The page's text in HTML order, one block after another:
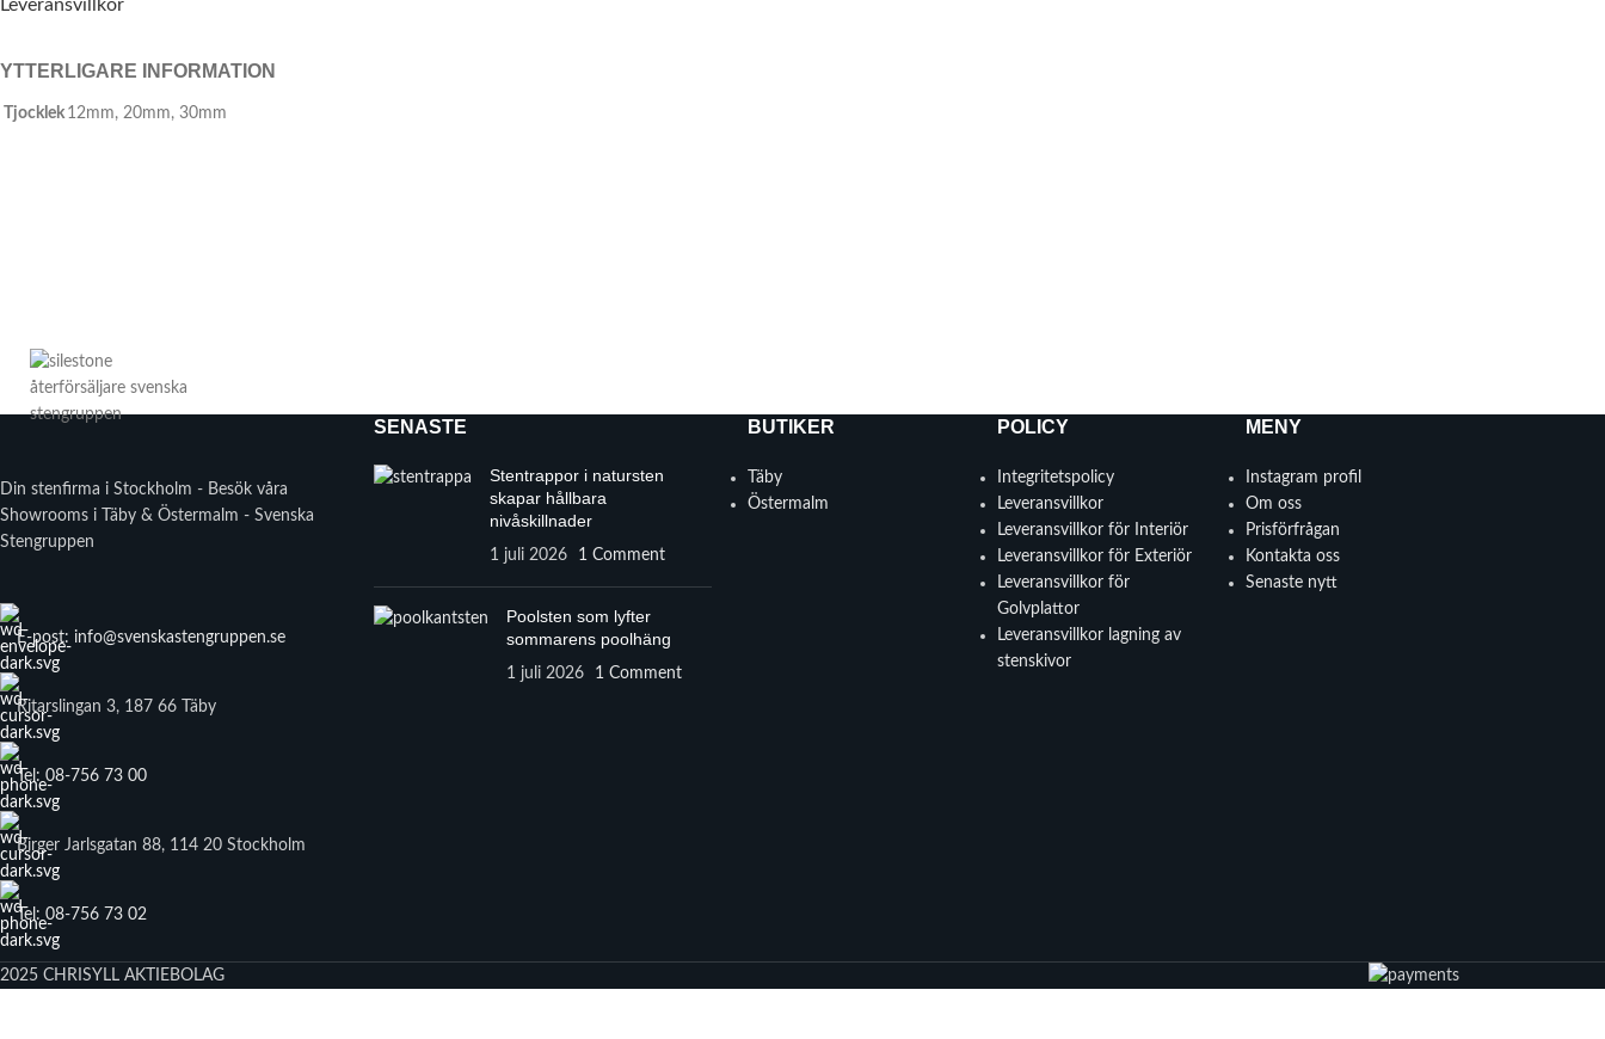
Leveransvillkor
YTTERLIGARE INFORMATION
Tjocklek 12mm, 20mm, 30mm
Din stenfirma i Stockholm - Besök våra
Showrooms i Täby & Östermalm - Svenska
Stengruppen
E-post: info@svenskastengruppen.se
Ritarslingan 3, 187 66 Täby
Tel: 08-756 73 00
Birger Jarlsgatan 88, 114 20 Stockholm
Tel: 08-756 73 02
SENASTE
Stentrappor i natursten
skapar hållbara
nivåskillnader
1 juli 2026 1 Comment
Poolsten som lyfter
sommarens poolhäng
1 juli 2026 1 Comment
BUTIKER
Täby
Östermalm
POLICY
Integritetspolicy
Leveransvillkor
Leveransvillkor för Interiör
Leveransvillkor för Exteriör
Leveransvillkor för
Golvplattor
Leveransvillkor lagning av
stenskivor
MENY
Instagram profil
Om oss
Prisförfrågan
Kontakta oss
Senaste nytt
2025 CHRISYLL AKTIEBOLAG